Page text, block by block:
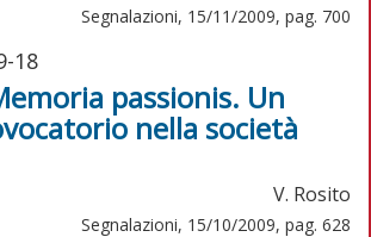
Segnalazioni, 15/11/2009, pag. 700
18
passionis. Un
nella società
V. Rosito
Segnalazioni, 15/10/2009, pag. 628